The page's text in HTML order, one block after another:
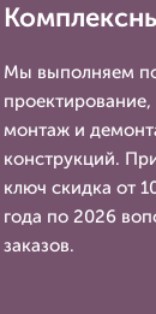
Мы выполняем
проектирование,
монтаж и
конструкций.
ключ скидка от
года по 2026
заказов.